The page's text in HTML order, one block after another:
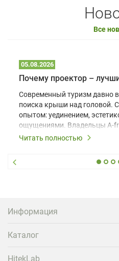
Все
05.08.2026
Современный туризм давно
поиска крыши над головой.
опытом: уединением,
ощущениями. Владельцы A-
шале понимают, что
вернуться и поделиться
проектора.
Читать полностью
Информация
Каталог
HitekLab